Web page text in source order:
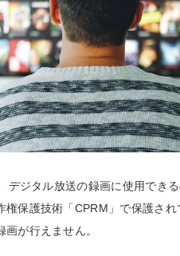
デジタル放送の録画に使用でき
権保護技術「CPRM」で保護さ
が行えません。